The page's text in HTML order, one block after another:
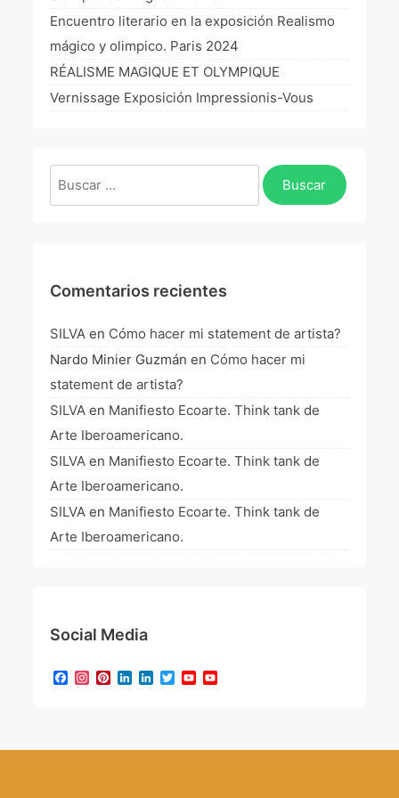
La Fórmula Científica Del Arte
Manifiesto Ecoarte
Association Paris
Encuentro literario en la exposición Realismo
mágico y olimpico. Paris 2024
RÉALISME MAGIQUE ET OLYMPIQUE
Vernissage Exposición Impressionis-Vous
Buscar:
Comentarios recientes
SILVA en Cómo hacer mi statement de artista?
Nardo Minier Guzmán en Cómo hacer mi
statement de artista?
SILVA en Manifiesto Ecoarte. Think tank de
Arte Iberoamericano.
SILVA en Manifiesto Ecoarte. Think tank de
Arte Iberoamericano.
SILVA en Manifiesto Ecoarte. Think tank de
Arte Iberoamericano.
Social Media
Facebook
Instagram
Pinterest
LinkedIn
LinkedIn
TwitterYouTube